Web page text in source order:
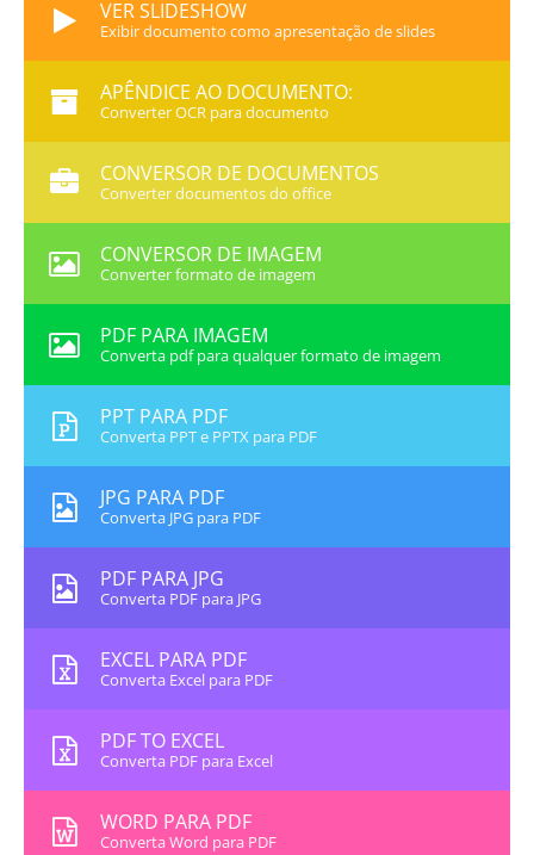
VER SLIDESHOW
Exibir documento como apresentação de slides
APÊNDICE AO DOCUMENTO:
Converter OCR para documento
CONVERSOR DE DOCUMENTOS
Converter documentos do office
CONVERSOR DE IMAGEM
Converter formato de imagem
PDF PARA IMAGEM
Converta pdf para qualquer formato de imagem
PPT PARA PDF
Converta PPT e PPTX para PDF
JPG PARA PDF
Converta JPG para PDF
PDF PARA JPG
Converta PDF para JPG
EXCEL PARA PDF
Converta Excel para PDF
PDF TO EXCEL
Converta PDF para Excel
WORD PARA PDF
Converta Word para PDF